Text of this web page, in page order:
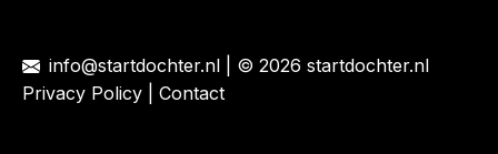
info@startdochter.nl | © 2026 startdochter.nl
Privacy Policy
Contact